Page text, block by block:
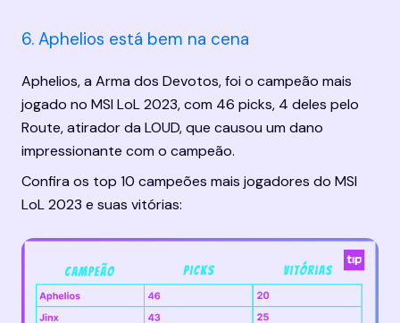
6. Aphelios está bem na cena
Aphelios, a Arma dos Devotos, foi o campeão mais
jogado no MSI LoL 2023, com 46 picks, 4 deles pelo
Route, atirador da LOUD, que causou um dano
impressionante com o campeão.
Confira os top 10 campeões mais jogadores do MSI
LoL 2023 e suas vitórias: